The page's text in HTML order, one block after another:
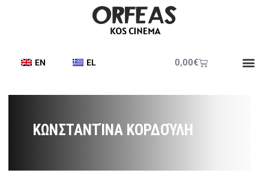
EN EL 0,00€
ΚΩΝΣΤΑΝΤΊΝΑ ΚΟΡΔΟΎΛΗ